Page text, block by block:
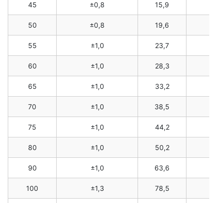
45 ±0,8 15,9
50 ±0,8 19,6
55 ±1,0 23,7
60 ±1,0 28,3
65 ±1,0 33,2
70 ±1,0 38,5
75 ±1,0 44,2
80 ±1,0 50,2
90 ±1,0 63,6
100 ±1,3 78,5